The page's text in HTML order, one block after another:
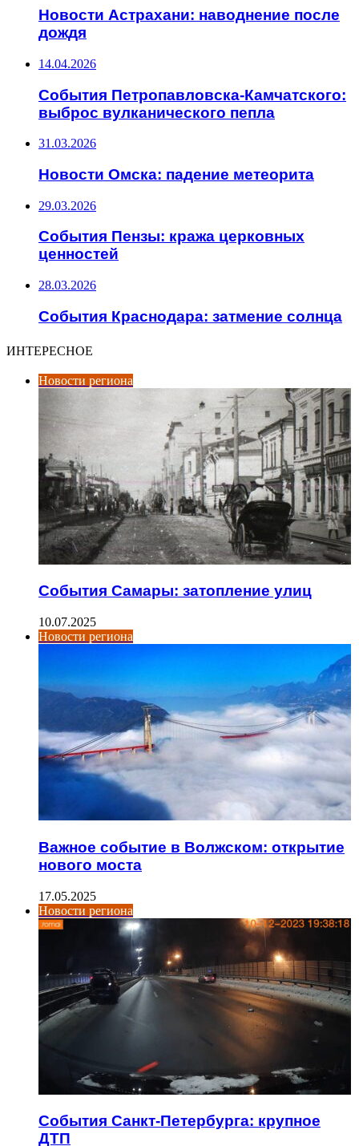
Новости Астрахани: наводнение после
дождя
14.04.2026
События Петропавловска-Камчатского:
выброс вулканического пепла
31.03.2026
Новости Омска: падение метеорита
29.03.2026
События Пензы: кража церковных
ценностей
28.03.2026
События Краснодара: затмение солнца
ИНТЕРЕСНОЕ
Новости региона
События Самары: затопление улиц
10.07.2025
Новости региона
Важное событие в Волжском: открытие
нового моста
17.05.2025
Новости региона
События Санкт-Петербурга: крупное
ДТП